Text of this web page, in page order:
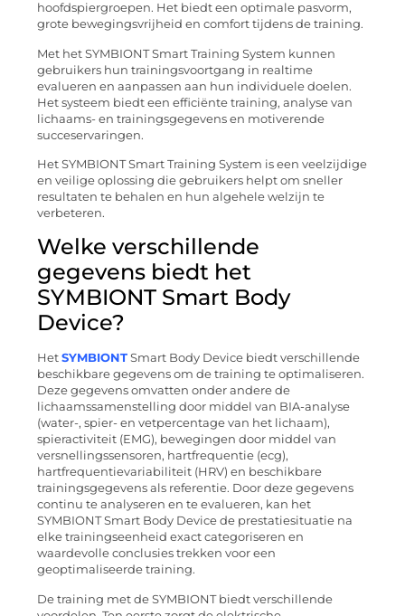
hoofdspiergroepen. Het biedt een optimale pasvorm,
grote bewegingsvrijheid en comfort tijdens de training.
Met het SYMBIONT Smart Training System kunnen
gebruikers hun trainingsvoortgang in realtime
evalueren en aanpassen aan hun individuele doelen.
Het systeem biedt een efficiënte training, analyse van
lichaams- en trainingsgegevens en motiverende
succeservaringen.
Het SYMBIONT Smart Training System is een veelzijdige
en veilige oplossing die gebruikers helpt om sneller
resultaten te behalen en hun algehele welzijn te
verbeteren.
Welke verschillende
gegevens biedt het
SYMBIONT Smart Body
Device?
Het SYMBIONT Smart Body Device biedt verschillende
beschikbare gegevens om de training te optimaliseren.
Deze gegevens omvatten onder andere de
lichaamssamenstelling door middel van BIA-analyse
(water-, spier- en vetpercentage van het lichaam),
spieractiviteit (EMG), bewegingen door middel van
versnellingssensoren, hartfrequentie (ecg),
hartfrequentievariabiliteit (HRV) en beschikbare
trainingsgegevens als referentie. Door deze gegevens
continu te analyseren en te evalueren, kan het
SYMBIONT Smart Body Device de prestatiesituatie na
elke trainingseenheid exact categoriseren en
waardevolle conclusies trekken voor een
geoptimaliseerde training.
De training met de SYMBIONT biedt verschillende